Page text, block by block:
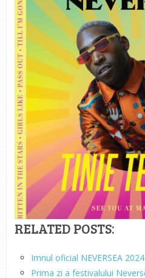
RELATED POSTS:
Imnul oficial NEVERSEA 2024
Prima zi a festivalului